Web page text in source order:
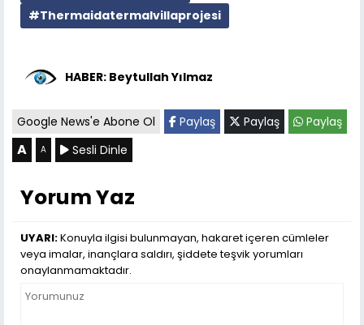
#Thermaidatermalvillaprojesi
HABER: Beytullah Yılmaz
Google News'e Abone Ol Paylaş Paylaş Paylaş
A A Sesli Dinle
Yorum Yaz
UYARI:Konuyla ilgisi bulunmayan, hakaret içeren cümleler
veya imalar, inançlara saldırı, şiddete teşvik yorumları
onaylanmamaktadır.